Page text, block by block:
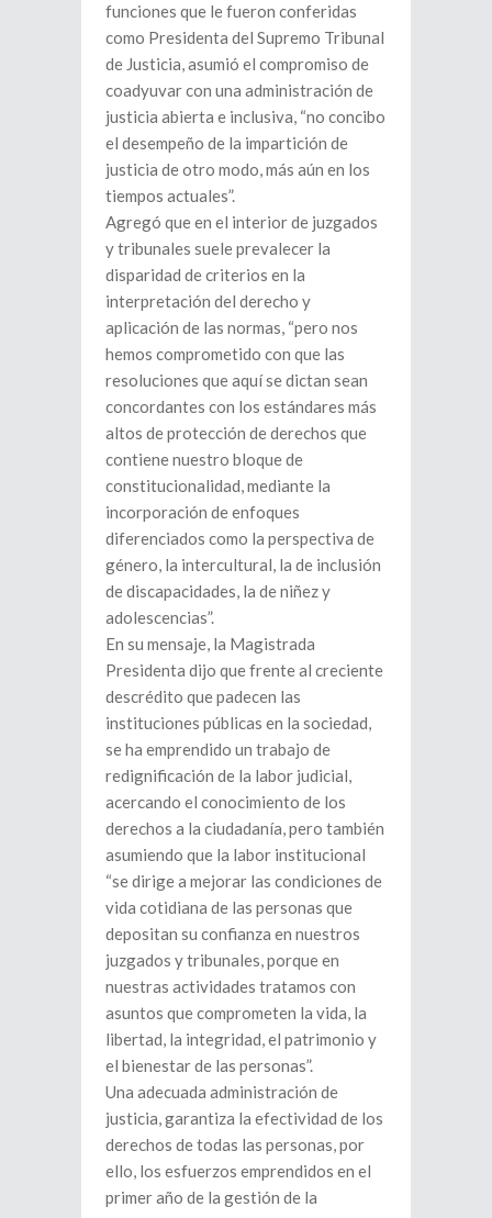
funciones que le fueron conferidas
como Presidenta del Supremo Tribunal
de Justicia, asumió el compromiso de
coadyuvar con una administración de
justicia abierta e inclusiva, “no concibo
el desempeño de la impartición de
justicia de otro modo, más aún en los
tiempos actuales”.
Agregó que en el interior de juzgados
y tribunales suele prevalecer la
disparidad de criterios en la
interpretación del derecho y
aplicación de las normas, “pero nos
hemos comprometido con que las
resoluciones que aquí se dictan sean
concordantes con los estándares más
altos de protección de derechos que
contiene nuestro bloque de
constitucionalidad, mediante la
incorporación de enfoques
diferenciados como la perspectiva de
género, la intercultural, la de inclusión
de discapacidades, la de niñez y
adolescencias”.
En su mensaje, la Magistrada
Presidenta dijo que frente al creciente
descrédito que padecen las
instituciones públicas en la sociedad,
se ha emprendido un trabajo de
redignificación de la labor judicial,
acercando el conocimiento de los
derechos a la ciudadanía, pero también
asumiendo que la labor institucional
“se dirige a mejorar las condiciones de
vida cotidiana de las personas que
depositan su confianza en nuestros
juzgados y tribunales, porque en
nuestras actividades tratamos con
asuntos que comprometen la vida, la
libertad, la integridad, el patrimonio y
el bienestar de las personas”.
Una adecuada administración de
justicia, garantiza la efectividad de los
derechos de todas las personas, por
ello, los esfuerzos emprendidos en el
primer año de la gestión de la